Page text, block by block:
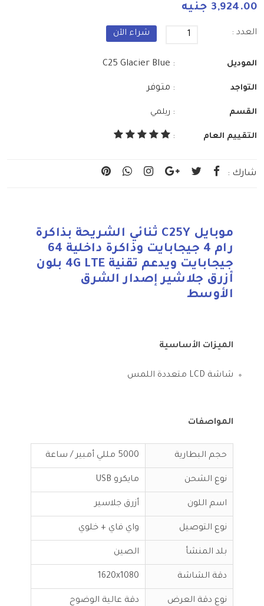
3,924.00 جنيه
العدد : شراء الآن
الموديل : C25 Glacier Blue
التواجد : متوفر
القسم : ريلمي
التقييم العام :
شارك :
موبايل C25Y ثنائي الشريحة بذاكرة
رام 4 جيجابايت وذاكرة داخلية 64
جيجابايت ويدعم تقنية 4G LTE بلون
أزرق جلاشير إصدار الشرق
الأوسط
الميزات الأساسية
شاشة LCD متعددة اللمس
المواصفات
حجم البطارية 5000 مللي أمبير / ساعة
نوع الشحن مايكرو USB
اسم اللون أزرق جلاسير
نوع التوصيل واي فاي + خلوي
بلد المنشأ الصين
دقة الشاشة 1620x1080
نوع دقة العرض دقة عالية الوضوح